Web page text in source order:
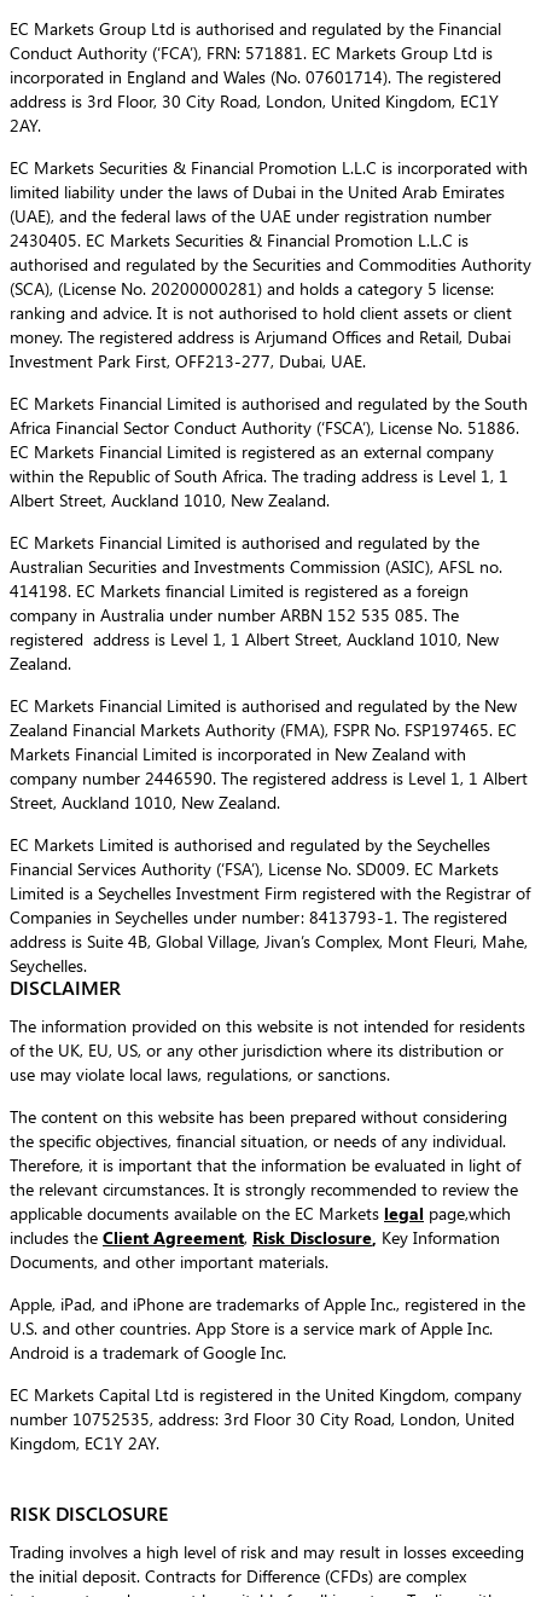
EC Markets Group Ltd is authorised and regulated by the Financial
Conduct Authority (‘FCA’), FRN: 571881. EC Markets Group Ltd is
incorporated in England and Wales (No. 07601714). The registered
address is 3rd Floor, 30 City Road, London, United Kingdom, EC1Y
2AY.
EC Markets Securities & Financial Promotion L.L.C is incorporated with
limited liability under the laws of Dubai in the United Arab Emirates
(UAE), and the federal laws of the UAE under registration number
2430405. EC Markets Securities & Financial Promotion L.L.C is
authorised and regulated by the Securities and Commodities Authority
(SCA), (License No. 20200000281) and holds a category 5 license:
ranking and advice. It is not authorised to hold client assets or client
money. The registered address is Arjumand Offices and Retail, Dubai
Investment Park First, OFF213-277, Dubai, UAE.
EC Markets Financial Limited is authorised and regulated by the South
Africa Financial Sector Conduct Authority (‘FSCA’), License No. 51886.
EC Markets Financial Limited is registered as an external company
within the Republic of South Africa. The trading address is Level 1, 1
Albert Street, Auckland 1010, New Zealand.
EC Markets Financial Limited is authorised and regulated by the
Australian Securities and Investments Commission (ASIC), AFSL no.
414198. EC Markets financial Limited is registered as a foreign
company in Australia under number ARBN 152 535 085. The
registered address is Level 1, 1 Albert Street, Auckland 1010, New
Zealand.
EC Markets Financial Limited is authorised and regulated by the New
Zealand Financial Markets Authority (FMA), FSPR No. FSP197465. EC
Markets Financial Limited is incorporated in New Zealand with
company number 2446590. The registered address is Level 1, 1 Albert
Street, Auckland 1010, New Zealand.
EC Markets Limited is authorised and regulated by the Seychelles
Financial Services Authority (‘FSA’), License No. SD009. EC Markets
Limited is a Seychelles Investment Firm registered with the Registrar of
Companies in Seychelles under number: 8413793-1. The registered
address is Suite 4B, Global Village, Jivan’s Complex, Mont Fleuri, Mahe,
Seychelles.
DISCLAIMER
The information provided on this website is not intended for residents
of the UK, EU, US, or any other jurisdiction where its distribution or
use may violate local laws, regulations, or sanctions.
The content on this website has been prepared without considering
the specific objectives, financial situation, or needs of any individual.
Therefore, it is important that the information be evaluated in light of
the relevant circumstances. It is strongly recommended to review the
applicable documents available on the EC Markets legal page,which
includes the Client Agreement, Risk Disclosure, Key Information
Documents, and other important materials.
Apple, iPad, and iPhone are trademarks of Apple Inc., registered in the
U.S. and other countries. App Store is a service mark of Apple Inc.
Android is a trademark of Google Inc.
EC Markets Capital Ltd is registered in the United Kingdom, company
number 10752535, address: 3rd Floor 30 City Road, London, United
Kingdom, EC1Y 2AY.
RISK DISCLOSURE
Trading involves a high level of risk and may result in losses exceeding
the initial deposit. Contracts for Difference (CFDs) are complex